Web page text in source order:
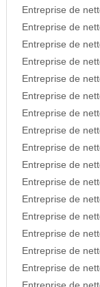
Entreprise de
Entreprise de
Entreprise de
Entreprise de
Entreprise de
Entreprise de
Entreprise de
Entreprise de
Entreprise de
Entreprise de
Entreprise de
Entreprise de
Entreprise de
Entreprise de
Entreprise de
Entreprise de